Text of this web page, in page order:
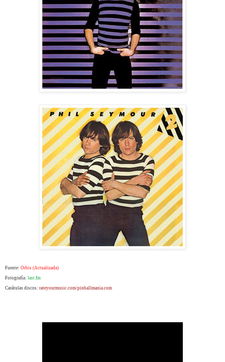
Fuente: Orbis (Actualizada)
Fotografía: last.fm
Carátulas discos: rateyourmusic.com/pinballmania.com